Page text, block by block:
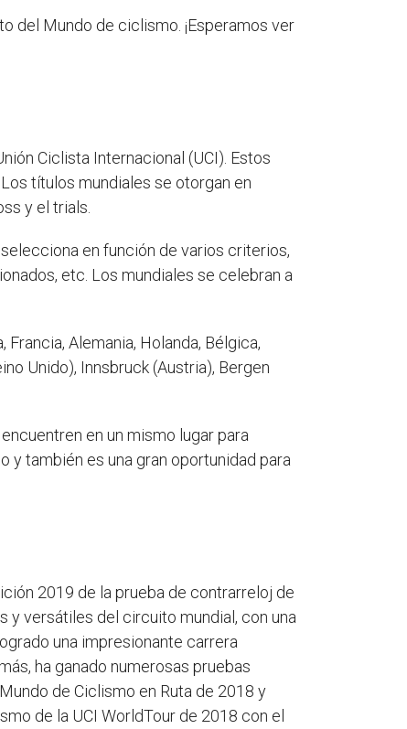
del Mundo de ciclismo. ¡Esperamos ver
Ciclista Internacional (UCI). Estos
títulos mundiales se otorgan en
y el trials.
en función de varios criterios,
etc. Los mundiales se celebran a
Alemania, Holanda, Bélgica,
Unido), Innsbruck (Austria), Bergen
en un mismo lugar para
también es una gran oportunidad para
2019 de la prueba de contrarreloj de
y versátiles del circuito mundial, con una
una impresionante carrera
ha ganado numerosas pruebas
de Ciclismo en Ruta de 2018 y
de la UCI WorldTour de 2018 con el